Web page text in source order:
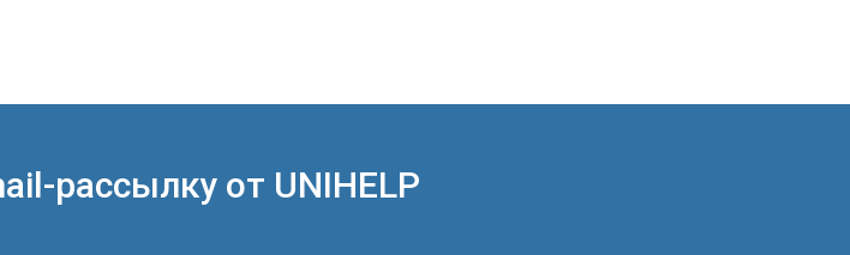
рассылку от UNIHELP